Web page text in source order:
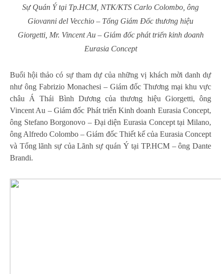
Sự Quán Ý tại Tp.HCM, NTK/KTS Carlo Colombo, ông
Giovanni del Vecchio – Tổng Giám Đốc thương hiệu
Giorgetti, Mr. Vincent Au – Giám đốc phát triển kinh doanh
Eurasia Concept
Buổi hội thảo có sự tham dự của những vị khách mời danh dự
như ông Fabrizio Monachesi – Giám đốc Thương mại khu vực
châu Á Thái Bình Dương của thương hiệu Giorgetti, ông
Vincent Au – Giám đốc Phát triển Kinh doanh Eurasia Concept,
ông Stefano Borgonovo – Đại diện Eurasia Concept tại Milano,
ông Alfredo Colombo – Giám đốc Thiết kế của Eurasia Concept
và Tổng lãnh sự của Lãnh sự quán Ý tại TP.HCM – ông Dante
Brandi.